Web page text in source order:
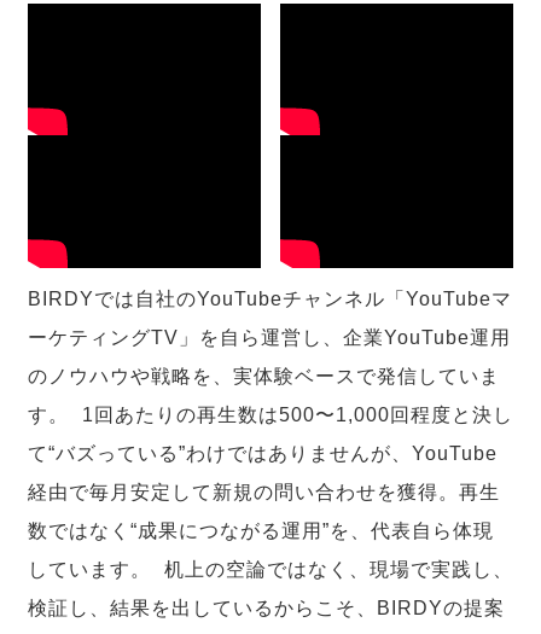
BIRDYでは自社のYouTubeチャンネル「YouTubeマ
ーケティングTV」を自ら運営し、企業YouTube運用
のノウハウや戦略を、実体験ベースで発信していま
す。 1回あたりの再生数は500〜1,000回程度と決し
て“バズっている”わけではありませんが、YouTube
経由で毎月安定して新規の問い合わせを獲得。再生
数ではなく“成果につながる運用”を、代表自ら体現
しています。 机上の空論ではなく、現場で実践し、
検証し、結果を出しているからこそ、BIRDYの提案